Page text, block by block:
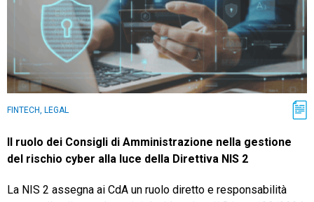
FINTECH, LEGAL
Il ruolo dei Consigli di Amministrazione nella gestione
del rischio cyber alla luce della Direttiva NIS 2
La NIS 2 assegna ai CdA un ruolo diretto e responsabilità